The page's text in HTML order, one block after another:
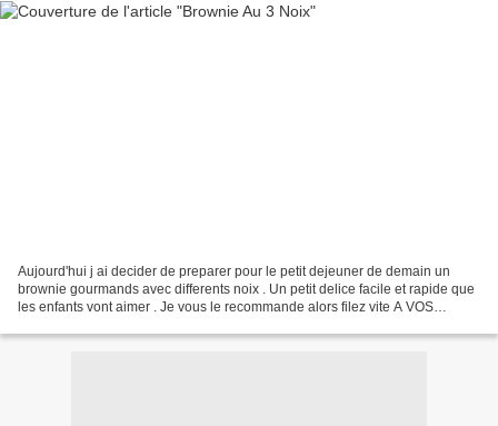
Aujourd'hui j ai decider de preparer pour le petit dejeuner de demain un
brownie gourmands avec differents noix . Un petit delice facile et rapide que
les enfants vont aimer . Je vous le recommande alors filez vite A VOS